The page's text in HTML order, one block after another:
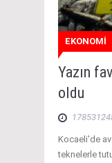
EKONOMİ
Yazın
oldu
Kocaeli'de
teknelerle